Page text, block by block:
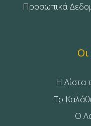
Προσωπικά
Η Λίστα
Το
Ο